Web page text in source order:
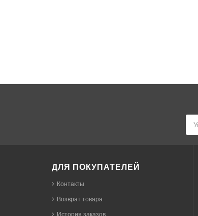
ДЛЯ ПОКУПАТЕЛЕЙ
Контакты
Возврат товара
История заказов